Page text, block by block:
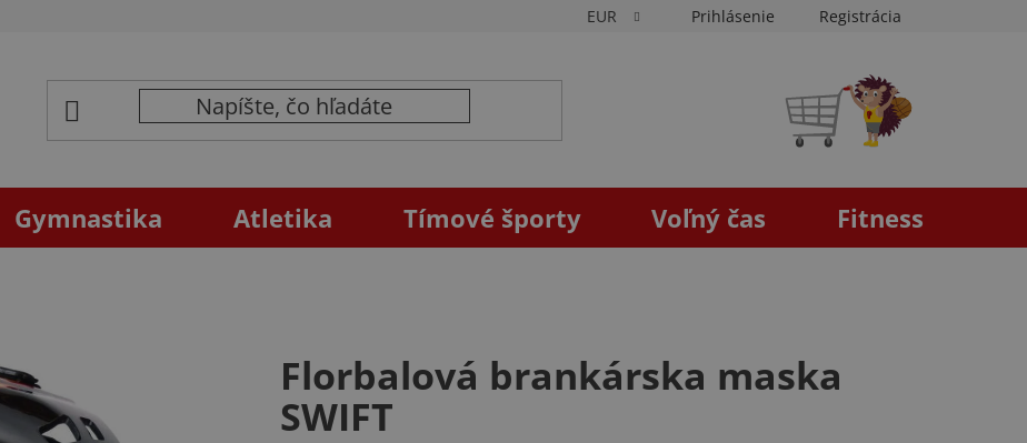
EUR Prihlásenie Registrácia
NÁKUPNÝ
KOŠÍK
Gymnastika Atletika Tímové športy Voľný čas Fitness
Florbalová brankárska maska
SWIFT